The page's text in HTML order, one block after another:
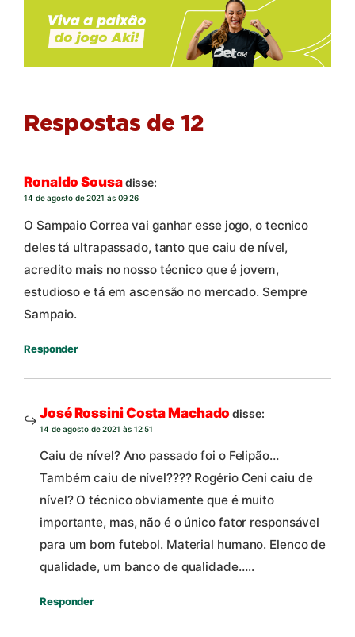
Respostas de 12
Ronaldo Sousadisse:
14 de agosto de 2021 às 09:26
O Sampaio Correa vai ganhar esse jogo, o tecnico
deles tá ultrapassado, tanto que caiu de nível,
acredito mais no nosso técnico que é jovem,
estudioso e tá em ascensão no mercado. Sempre
Sampaio.
Responder
José Rossini Costa Machado disse:
14 de agosto de 2021 às 12:51
Caiu de nível? Ano passado foi o Felipão…
Também caiu de nível???? Rogério Ceni caiu de
nível? O técnico obviamente que é muito
importante, mas, não é o único fator responsável
para um bom futebol. Material humano. Elenco de
qualidade, um banco de qualidade…..
Responder